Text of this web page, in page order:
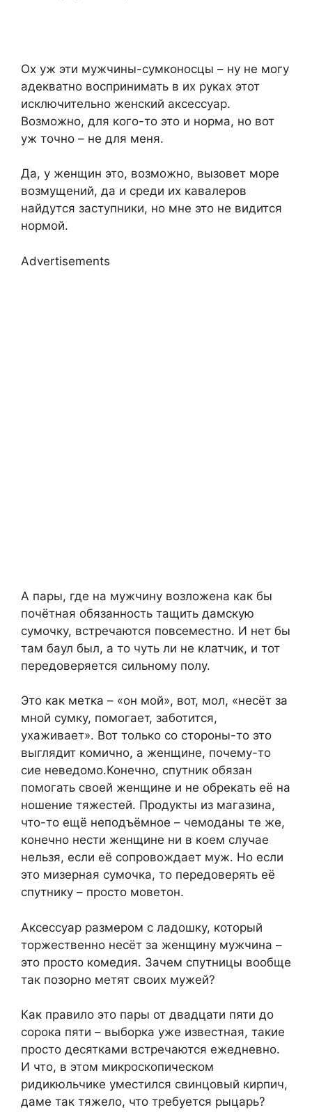
Ох уж эти мужчины-сумконосцы – ну не могу
адекватно воспринимать в их руках этот
исключительно женский аксессуар.
Возможно, для кого-то это и норма, но вот
уж точно – не для меня.
Да, у женщин это, возможно, вызовет море
возмущений, да и среди их кавалеров
найдутся заступники, но мне это не видится
нормой.
Advertisements
А пары, где на мужчину возложена как бы
почётная обязанность тащить дамскую
сумочку, встречаются повсеместно. И нет бы
там баул был, а то чуть ли не клатчик, и тот
передоверяется сильному полу.
Это как метка – «он мой», вот, мол, «несёт за
мной сумку, помогает, заботится,
ухаживает». Вот только со стороны-то это
выглядит комично, а женщине, почему-то
сие неведомо.Конечно, спутник обязан
помогать своей женщине и не обрекать её на
ношение тяжестей. Продукты из магазина,
что-то ещё неподъёмное – чемоданы те же,
конечно нести женщине ни в коем случае
нельзя, если её сопровождает муж. Но если
это мизерная сумочка, то передоверять её
спутнику – просто моветон.
Аксессуар размером с ладошку, который
торжественно несёт за женщину мужчина –
это просто комедия. Зачем спутницы вообще
так позорно метят своих мужей?
Как правило это пары от двадцати пяти до
сорока пяти – выборка уже известная, такие
просто десятками встречаются ежедневно.
И что, в этом микроскопическом
ридикюльчике уместился свинцовый кирпич,
даме так тяжело, что требуется рыцарь?